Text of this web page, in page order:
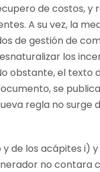
de costos, y
A su vez, la
de gestión de
los
obstante, el texto
se
regla no surge
de los acápites i) y
no contara